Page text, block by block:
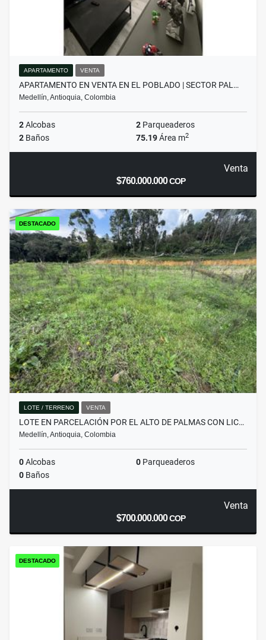
APARTAMENTO VENTA
APARTAMENTO EN VENTA EN EL POBLADO | SECTOR PAL…
Medellín, Antioquia, Colombia
2Alcobas 2 Parqueaderos
2 Baños 75.19Área m2
Venta
$760.000.000COP
DESTACADO
LOTE / TERRENO VENTA
LOTE EN PARCELACIÓN POR EL ALTO DE PALMAS CON LIC…
Medellín, Antioquia, Colombia
0Alcobas 0 Parqueaderos
0 Baños
Venta
$700.000.000COP
DESTACADO